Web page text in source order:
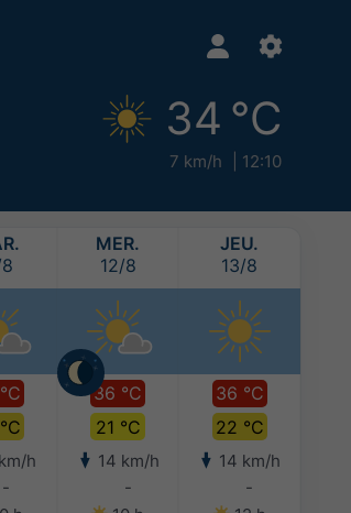
34 °C
7 km/h 12:10
h
-
MER.
12/8
36 °C
21 °C
14 km/h
-
JEU.
13/8
36 °C
22 °C
14 km/h
-